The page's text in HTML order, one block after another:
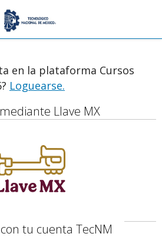
en la plataforma Cursos
Loguearse.
Llave MX
tu cuenta TecNM